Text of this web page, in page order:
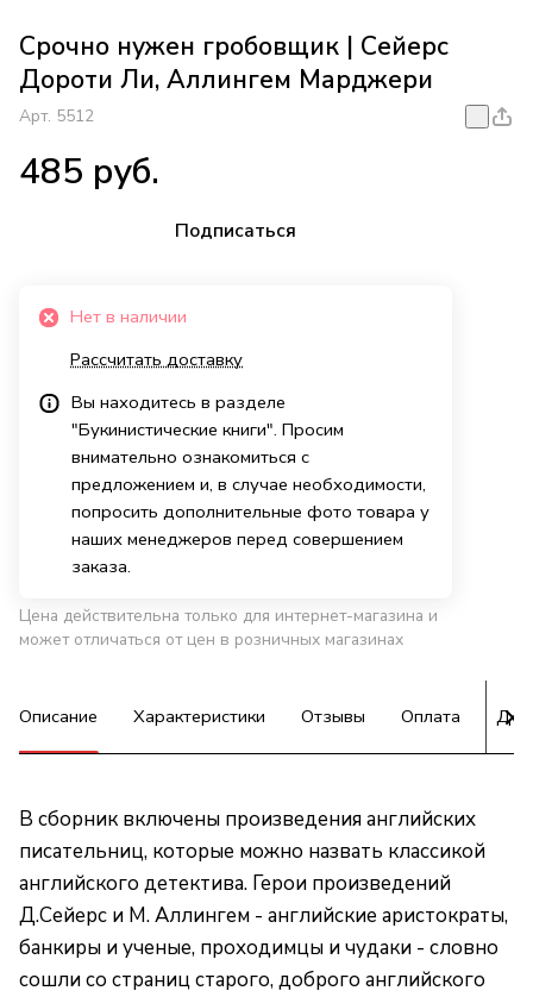
Срочно нужен гробовщик | Сейерс
Дороти Ли, Аллингем Марджери
Арт. 5512
485 руб.
Подписаться
Нет в наличии
Рассчитать доставку
Вы находитесь в разделе
"Букинистические книги". Просим
внимательно ознакомиться с
предложением и, в случае необходимости,
попросить дополнительные фото товара у
наших менеджеров перед совершением
заказа.
Цена действительна только для интернет-магазина и
может отличаться от цен в розничных магазинах
Описание Характеристики Отзывы Оплата
В сборник включены произведения английских
писательниц, которые можно назвать классикой
английского детектива. Герои произведений
Д.Сейерс и М. Аллингем - английские аристократы,
банкиры и ученые, проходимцы и чудаки - словно
сошли со страниц старого, доброго английского